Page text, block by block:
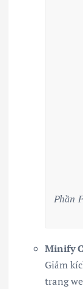
Phần
Minify
Giảm
trang